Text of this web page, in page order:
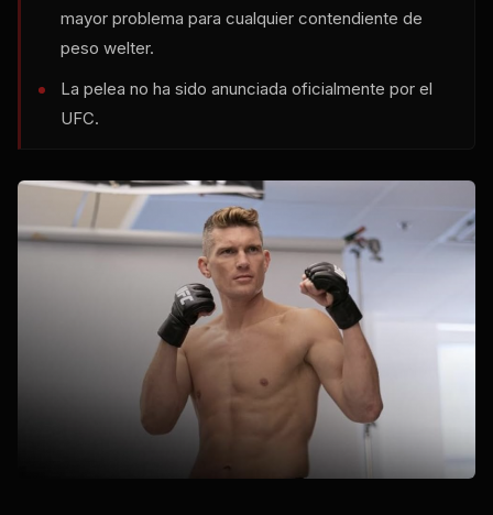
mayor problema para cualquier contendiente de
peso welter.
La pelea no ha sido anunciada oficialmente por el
UFC.